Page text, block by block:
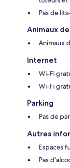
Pas de
Animaux
Animaux
Internet
Wi-Fi
Wi-Fi
Parking
Pas de
Autres
Espaces
Pas